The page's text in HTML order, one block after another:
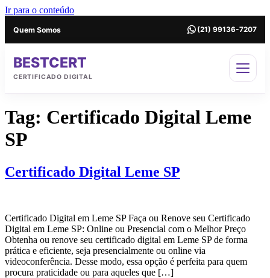
Ir para o conteúdo
Quem Somos (21) 99136-7207
BESTCERT
CERTIFICADO DIGITAL
Tag: Certificado Digital Leme
SP
Certificado Digital Leme SP
Certificado Digital em Leme SP Faça ou Renove seu Certificado
Digital em Leme SP: Online ou Presencial com o Melhor Preço
Obtenha ou renove seu certificado digital em Leme SP de forma
prática e eficiente, seja presencialmente ou online via
videoconferência. Desse modo, essa opção é perfeita para quem
procura praticidade ou para aqueles que […]